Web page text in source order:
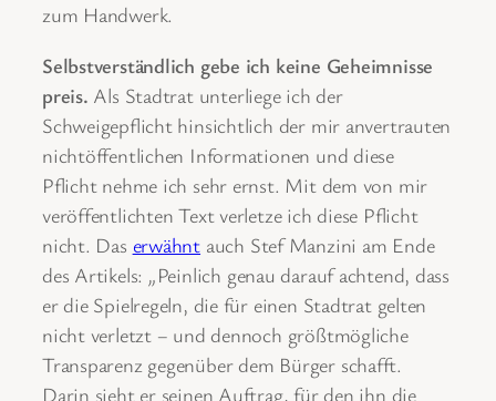
zum Handwerk.
Selbstverständlich gebe ich keine Geheimnisse
preis. Als Stadtrat unterliege ich der
Schweigepflicht hinsichtlich der mir anvertrauten
nichtöffentlichen Informationen und diese
Pflicht nehme ich sehr ernst. Mit dem von mir
veröffentlichten Text verletze ich diese Pflicht
nicht. Das erwähnt auch Stef Manzini am Ende
des Artikels: „Peinlich genau darauf achtend, dass
er die Spielregeln, die für einen Stadtrat gelten
nicht verletzt ‒ und dennoch größtmögliche
Transparenz gegenüber dem Bürger schafft.
Darin sieht er seinen Auftrag, für den ihn die